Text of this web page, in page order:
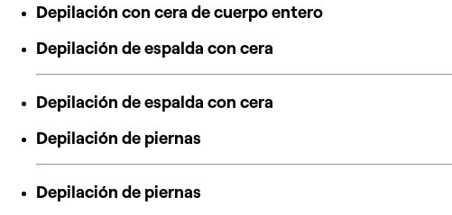
Depilación con cera de cuerpo entero
Depilación de espalda con cera
Depilación de espalda con cera
Depilación de piernas
Depilación de piernas